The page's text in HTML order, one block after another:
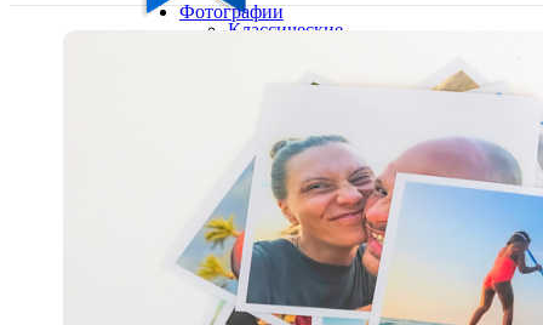
Выберите из списка:
Фотографии
Классические
10х15
15х15
15х20
20х20
20х30
30х30
30х40
Фото
в